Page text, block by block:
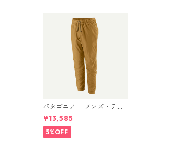
パタゴニア メンズ・テル
ボンヌ・ジョガーズ (カラ
ー Bobcat Brown) Patagon
ia Men's Terrebonne Trail
Joggers 日本正規品 製品
¥13,585
5%OFF